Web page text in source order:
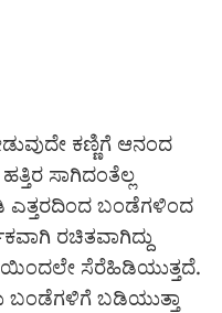
ಕಣ್ಣಿಗೆ ಆನಂದ
ಸಾಗಿದಂತೆಲ್ಲ
ಎತ್ತರದಿಂದ ಬಂಡೆಗಳಿಂದ
ರಚಿತವಾಗಿದ್ದು
ಸೆರೆಹಿಡಿಯುತ್ತದೆ.
ಬಂಡೆಗಳಿಗೆ ಬಡಿಯುತ್ತಾ